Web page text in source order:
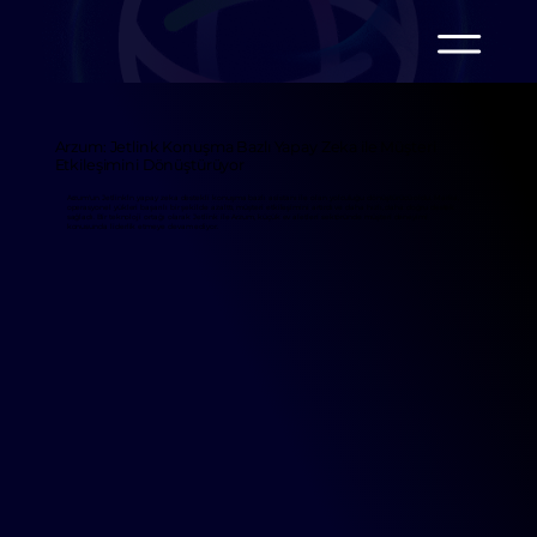
Arzum: Jetlink Konuşma Bazlı Yapay Zeka ile Müşteri
Etkileşimini Dönüştürüyor
operasyonel yükleri başarılı bir şekilde azalttı, müşteri etkileşimini artırdı ve daha hızlı, daha doğru destek
sağladı. Bir teknoloji ortağı olarak Jetlink ile Arzum, küçük ev aletleri sektöründe müşteri deneyimi
konusunda liderlik etmeye devam ediyor.